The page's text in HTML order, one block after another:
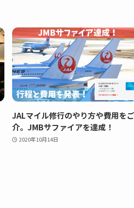
JALマイル修行のやり方や費用を
介。JMBサファイアを達成！
2020年10月14日